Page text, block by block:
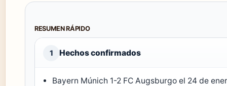
RESUMEN RÁPIDO
1 Hechos confirmados
Bayern Múnich 1-2 FC Augsburgo el 24 de